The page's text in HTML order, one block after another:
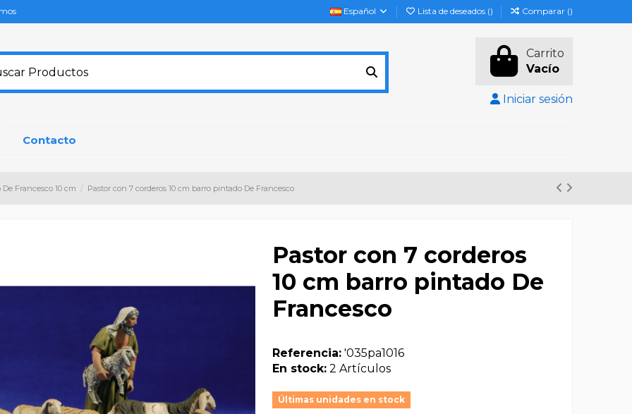
Español Lista de deseados () Comparar ()
Carrito
Vacío
Iniciar sesión
Contacto
Francesco 10 cm Pastor con 7 corderos 10 cm barro pintado De Francesco
Pastor con 7 corderos
10 cm barro pintado De
Francesco
Referencia: '035pa1016
En stock: 2 Artículos
Últimas unidades en stock